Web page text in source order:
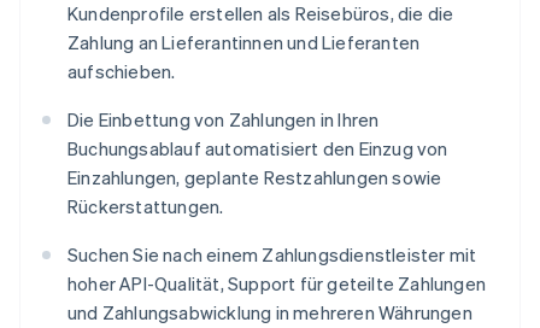
Kundenprofile erstellen als Reisebüros, die die
Zahlung an Lieferantinnen und Lieferanten
aufschieben.
Die Einbettung von Zahlungen in Ihren
Buchungsablauf automatisiert den Einzug von
Einzahlungen, geplante Restzahlungen sowie
Rückerstattungen.
Suchen Sie nach einem Zahlungsdienstleister mit
hoher API-Qualität, Support für geteilte Zahlungen
und Zahlungsabwicklung in mehreren Währungen